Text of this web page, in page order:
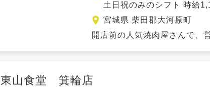
土日祝のみのシフト 時給
宮城県 柴田郡大河原町
開店前の人気焼肉屋さんで
東山食堂 箕輪店